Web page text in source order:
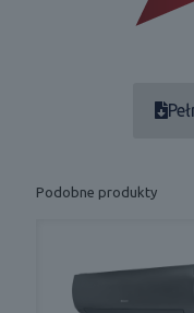
Podobne produkty